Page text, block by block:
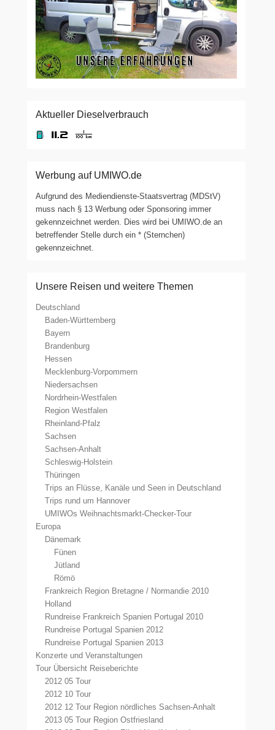
Aktueller Dieselverbrauch
Werbung auf UMIWO.de
Aufgrund des Mediendienste-Staatsvertrag (MDStV)
muss nach § 13 Werbung oder Sponsoring immer
gekennzeichnet werden. Dies wird bei UMIWO.de an
betreffender Stelle durch ein * (Sternchen)
gekennzeichnet.
Unsere Reisen und weitere Themen
Deutschland
Baden-Württemberg
Bayern
Brandenburg
Hessen
Mecklenburg-Vorpommern
Niedersachsen
Nordrhein-Westfalen
Region Westfalen
Rheinland-Pfalz
Sachsen
Sachsen-Anhalt
Schleswig-Holstein
Thüringen
Trips an Flüsse, Kanäle und Seen in Deutschland
Trips rund um Hannover
UMIWOs Weihnachtsmarkt-Checker-Tour
Europa
Dänemark
Fünen
Jütland
Römö
Frankreich Region Bretagne / Normandie 2010
Holland
Rundreise Frankreich Spanien Portugal 2010
Rundreise Portugal Spanien 2012
Rundreise Portugal Spanien 2013
Konzerte und Veranstaltungen
Tour Übersicht Reiseberichte
2012 05 Tour
2012 10 Tour
2012 12 Tour Region nördliches Sachsen-Anhalt
2013 05 Tour Region Ostfriesland